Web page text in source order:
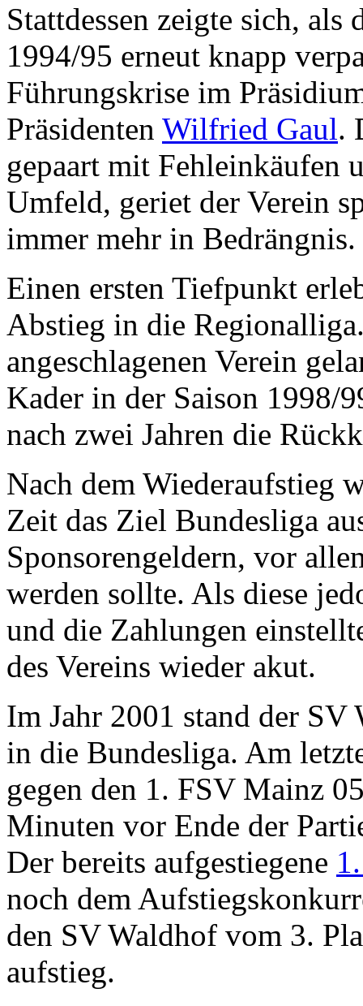
Stattdessen zeigte sich,
1994/95 erneut knapp
Führungskrise im
Präsidenten Wilfried Gaul.
gepaart mit Fehleinkäufen
Umfeld, geriet der Verein
immer mehr in Bedrängnis.
Einen ersten Tiefpunkt
Abstieg in die
angeschlagenen Verein
Kader in der Saison 1998/
nach zwei Jahren die
Nach dem Wiederaufstieg
Zeit das Ziel Bundesliga
Sponsorengeldern, vor
werden sollte. Als diese
und die Zahlungen
des Vereins wieder akut.
Im Jahr 2001 stand der
in die Bundesliga. Am
gegen den 1. FSV Mainz
Minuten vor Ende der
Der bereits aufgestiegene
noch dem
den SV Waldhof vom 3.
aufstieg.